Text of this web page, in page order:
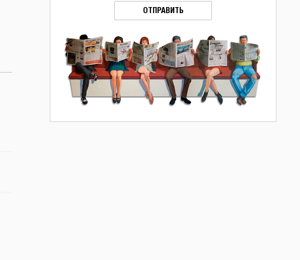
ОТПРАВИТЬ